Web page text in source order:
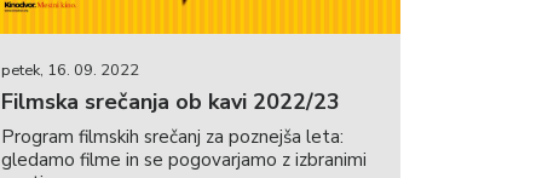
petek, 16. 09. 2022
Filmska srečanja ob kavi 2022/23
Program filmskih srečanj za poznejša leta:
gledamo filme in se pogovarjamo z izbranimi